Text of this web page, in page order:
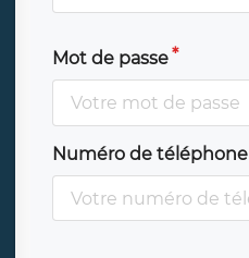
Mot de passe
Numéro de téléphone